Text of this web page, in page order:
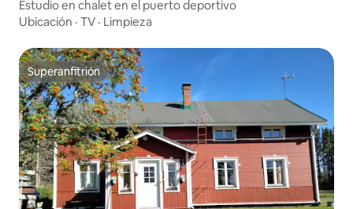
Estudio en chalet en el puerto deportivo
Ubicación · TV · Limpieza
Superanfitrión
Superanfitrión